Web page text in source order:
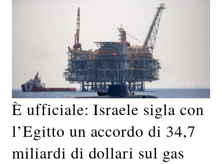
È ufficiale: Israele sigla con
l’Egitto un accordo di 34,7
miliardi di dollari sul gas